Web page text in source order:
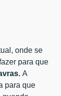
onde se
para que
A
para que